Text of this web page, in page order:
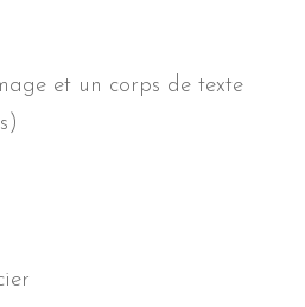
et un corps de texte